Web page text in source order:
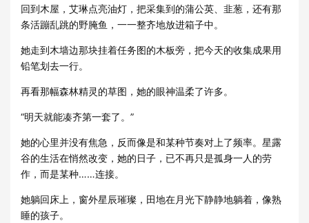
回到木屋，艾琳点亮油灯，把采集到的蒲公英、韭葱，还有那
条活蹦乱跳的野腌鱼，一一整齐地放进箱子中。
她走到木墙边那块挂着任务图的木板旁，把今天的收集成果用
铅笔划去一行。
再看那幅森林精灵的草图，她的眼神温柔了许多。
“明天就能凑齐第一套了。”
她的心里并没有焦急，反而像是和某种节奏对上了频率。星露
谷的生活在悄然改变，她的日子，已不再只是孤身一人的劳
作，而是某种……连接。
她躺回床上，窗外星辰璀璨，田地在月光下静静地躺着，像熟
睡的孩子。